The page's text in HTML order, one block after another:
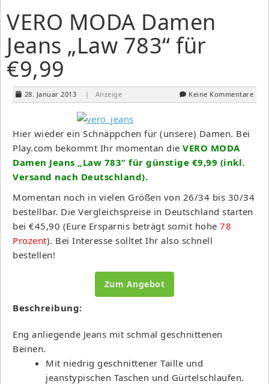
VERO MODA Damen
Jeans „Law 783“ für
€9,99
28. Januar 2013 | Anzeige Keine Kommentare
Hier wieder ein Schnäppchen für (unsere) Damen. Bei
Play.com bekommt Ihr momentan die VERO MODA
Damen Jeans „Law 783“ für günstige €9,99 (inkl.
Versand nach Deutschland).
Momentan noch in vielen Größen von 26/34 bis 30/34
bestellbar. Die Vergleichspreise in Deutschland starten
bei €45,90 (Eure Ersparnis beträgt somit hohe 78
Prozent). Bei Interesse solltet Ihr also schnell
bestellen!
Zum Angebot
Beschreibung:
Eng anliegende Jeans mit schmal geschnittenen
Beinen.
Mit niedrig geschnittener Taille und
jeanstypischen Taschen und Gürtelschlaufen.